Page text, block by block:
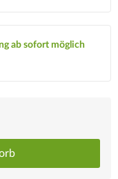
ab sofort möglich